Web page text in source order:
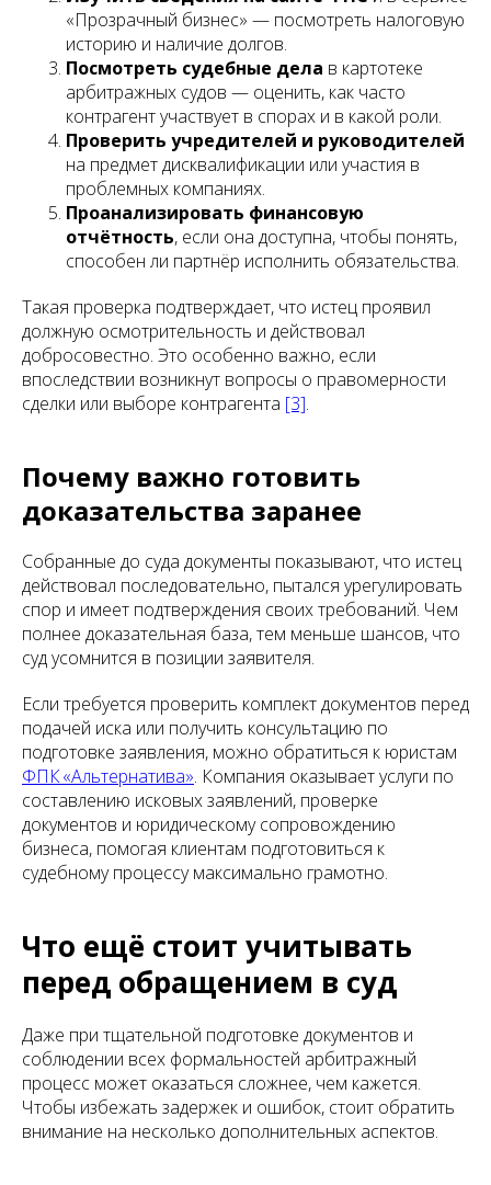
«Прозрачный бизнес» — посмотреть налоговую
историю и наличие долгов.
Посмотреть судебные дела в картотеке
арбитражных судов — оценить, как часто
контрагент участвует в спорах и в какой роли.
Проверить учредителей и руководителей
на предмет дисквалификации или участия в
проблемных компаниях.
Проанализировать финансовую
отчётность, если она доступна, чтобы понять,
способен ли партнёр исполнить обязательства.
Такая проверка подтверждает, что истец проявил
должную осмотрительность и действовал
добросовестно. Это особенно важно, если
впоследствии возникнут вопросы о правомерности
сделки или выборе контрагента [3].
Почему важно готовить
доказательства заранее
Собранные до суда документы показывают, что истец
действовал последовательно, пытался урегулировать
спор и имеет подтверждения своих требований. Чем
полнее доказательная база, тем меньше шансов, что
суд усомнится в позиции заявителя.
Если требуется проверить комплект документов перед
подачей иска или получить консультацию по
подготовке заявления, можно обратиться к юристам
ФПК «Альтернатива». Компания оказывает услуги по
составлению исковых заявлений, проверке
документов и юридическому сопровождению
бизнеса, помогая клиентам подготовиться к
судебному процессу максимально грамотно.
Что ещё стоит учитывать
перед обращением в суд
Даже при тщательной подготовке документов и
соблюдении всех формальностей арбитражный
процесс может оказаться сложнее, чем кажется.
Чтобы избежать задержек и ошибок, стоит обратить
внимание на несколько дополнительных аспектов.